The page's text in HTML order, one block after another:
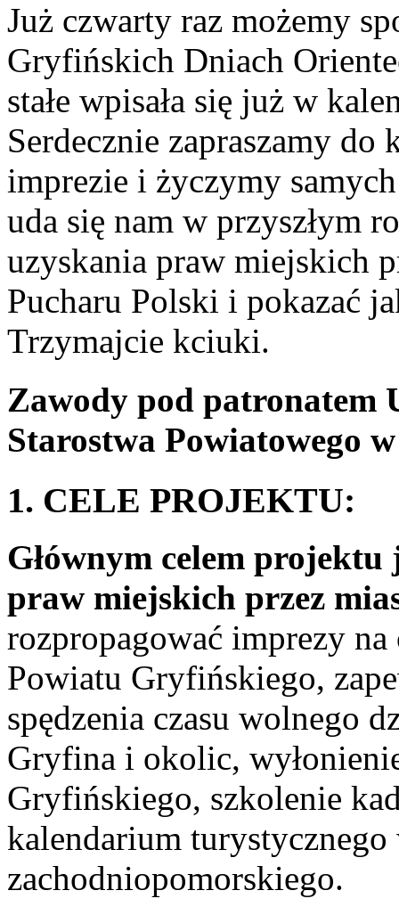
Już czwarty raz możemy
Gryfińskich Dniach
stałe wpisała się już w
Serdecznie zapraszamy do
imprezie i życzymy
uda się nam w przyszłym
uzyskania praw miejskich
Pucharu Polski i pokazać
Trzymajcie kciuki.
Zawody pod patronatem
Starostwa Powiatowego
1. CELE PROJEKTU:
Głównym celem
praw miejskich przez
rozpropagować imprezy
Powiatu Gryfińskiego,
spędzenia czasu wolnego
Gryfina i okolic,
Gryfińskiego, szkolenie
kalendarium
zachodniopomorskiego.